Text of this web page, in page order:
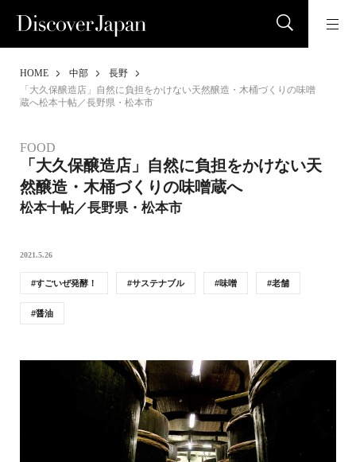
HOME 中部
長野
「大久保醸造店」自然に負担をかけない天然醸造・木桶づくりの味噌
蔵へ松本十帖／長野県・松本市
FOOD
「大久保醸造店」自然に負担をかけない天
然醸造・木桶づくりの味噌蔵へ
松本十帖／長野県・松本市
2021.5.26
すごいぜ発酵！ サステナブル 味噌 老舗
醤油